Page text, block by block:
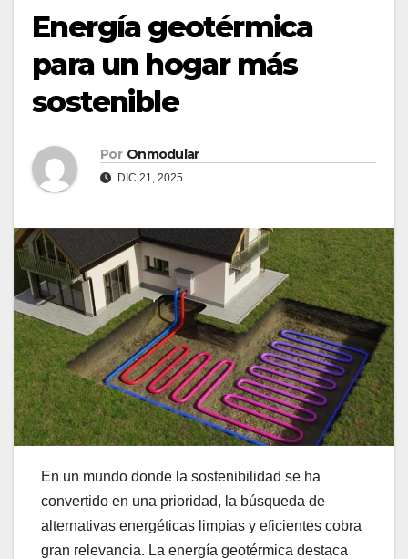
Energía geotérmica
para un hogar más
sostenible
Por Onmodular
DIC 21, 2025
En un mundo donde la sostenibilidad se ha
convertido en una prioridad, la búsqueda de
alternativas energéticas limpias y eficientes cobra
gran relevancia. La energía geotérmica destaca